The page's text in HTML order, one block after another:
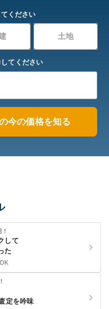
ください
土地
てください
今の価格を知る
して
た
定を吟味